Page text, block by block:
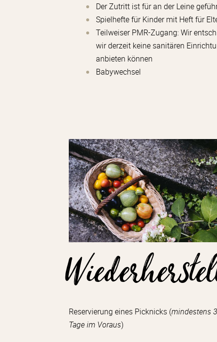
Der Zutritt ist für an der Leine
Spielhefte für Kinder mit Heft für
Teilweiser PMR-Zugang: Wir
wir derzeit keine sanitären
anbieten können
Babywechsel
Reservierung eines Picknicks (mindestens
Tage im Voraus)